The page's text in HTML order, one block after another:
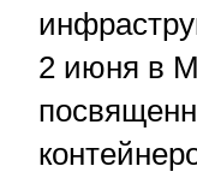
2 июня в